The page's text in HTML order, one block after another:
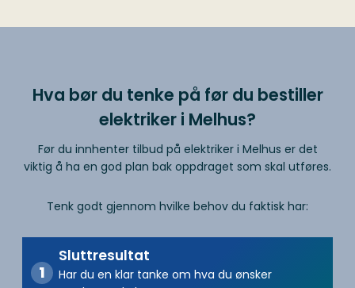
Hva bør du tenke på før du bestiller
elektriker i Melhus?
Før du innhenter tilbud på elektriker i Melhus er det
viktig å ha en god plan bak oppdraget som skal utføres.
Tenk godt gjennom hvilke behov du faktisk har:
Sluttresultat
Har du en klar tanke om hva du ønsker